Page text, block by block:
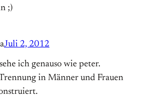
;)
Juli 2, 2012
ich genauso wie peter.
in Männer und Frauen